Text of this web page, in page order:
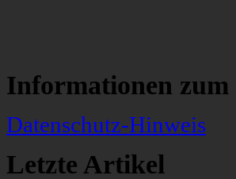
Informationen zum
Datenschutz-Hinweis
Letzte Artikel